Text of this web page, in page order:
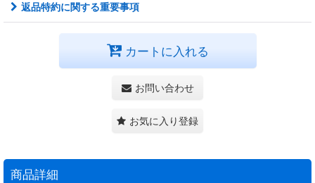
返品特約に関する重要事項
カートに入れる
お問い合わせ
お気に入り登録
商品詳細